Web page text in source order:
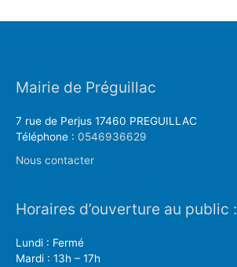
Mairie de Préguillac
7 rue de Perjus 17460 PREGUILLAC
Téléphone : 0546936629
Nous contacter
Horaires d’ouverture au public :
Lundi : Fermé
Mardi : 13h – 17h